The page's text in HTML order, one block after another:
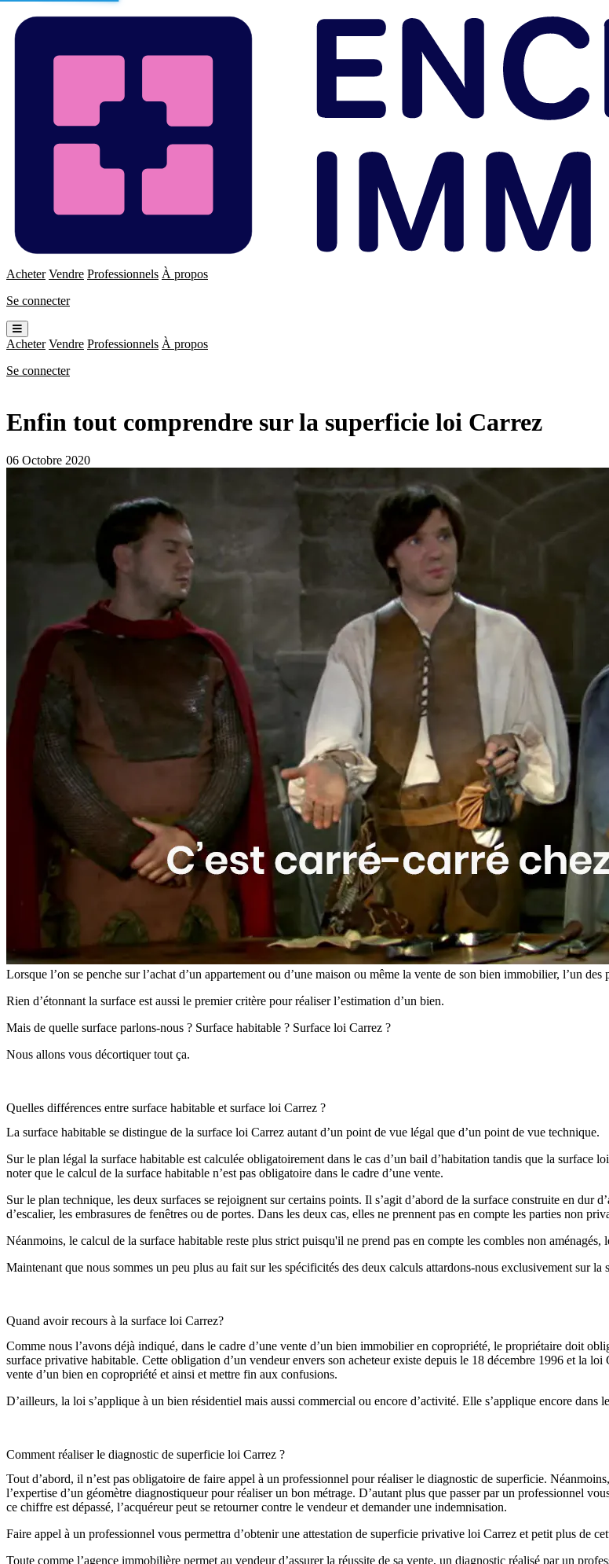
Immo
Acheter Vendre Professionnels À propos
Se connecter
Ouvrir
le
menu
Acheter Vendre Professionnels À propos
Se connecter
Enfin tout comprendre sur la superficie loi Carrez
06 Octobre 2020
Lorsque l’on se penche sur l’achat d’un appartement ou d’une maison ou même la vente de son bien immobilier, l’un
Rien d’étonnant la surface est aussi le premier critère pour réaliser l’estimation d’un bien.
Mais de quelle surface parlons-nous ? Surface habitable ? Surface loi Carrez ?
Nous allons vous décortiquer tout ça.
Quelles différences entre surface habitable et surface loi Carrez ?
La surface habitable se distingue de la surface loi Carrez autant d’un point de vue légal que d’un point de vue technique.
Sur le plan légal la surface habitable est calculée obligatoirement dans le cas d’un bail d’habitation tandis que la surface
noter que le calcul de la surface habitable n’est pas obligatoire dans le cadre d’une vente.
Sur le plan technique, les deux surfaces se rejoignent sur certains points. Il s’agit d’abord de la surface construite en dur
d’escalier, les embrasures de fenêtres ou de portes. Dans les deux cas, elles ne prennent pas en compte les parties non
Néanmoins, le calcul de la surface habitable reste plus strict puisqu'il ne prend pas en compte les combles non aménagés,
Maintenant que nous sommes un peu plus au fait sur les spécificités des deux calculs attardons-nous exclusivement sur la
Quand avoir recours à la surface loi Carrez?
Comme nous l’avons déjà indiqué, dans le cadre d’une vente d’un bien immobilier en copropriété, le propriétaire doit
surface privative habitable. Cette obligation d’un vendeur envers son acheteur existe depuis le 18 décembre 1996 et la
vente d’un bien en copropriété et ainsi et mettre fin aux confusions.
D’ailleurs, la loi s’applique à un bien résidentiel mais aussi commercial ou encore d’activité. Elle s’applique encore dans
Comment réaliser le diagnostic de superficie loi Carrez ?
Tout d’abord, il n’est pas obligatoire de faire appel à un professionnel pour réaliser le diagnostic de superficie.
l’expertise d’un géomètre diagnostiqueur pour réaliser un bon métrage. D’autant plus que passer par un professionnel
ce chiffre est dépassé, l’acquéreur peut se retourner contre le vendeur et demander une indemnisation.
Faire appel à un professionnel vous permettra d’obtenir une attestation de superficie privative loi Carrez et petit plus de
Toute comme l’agence immobilière permet au vendeur d’assurer la réussite de sa vente, un diagnostic réalisé par un